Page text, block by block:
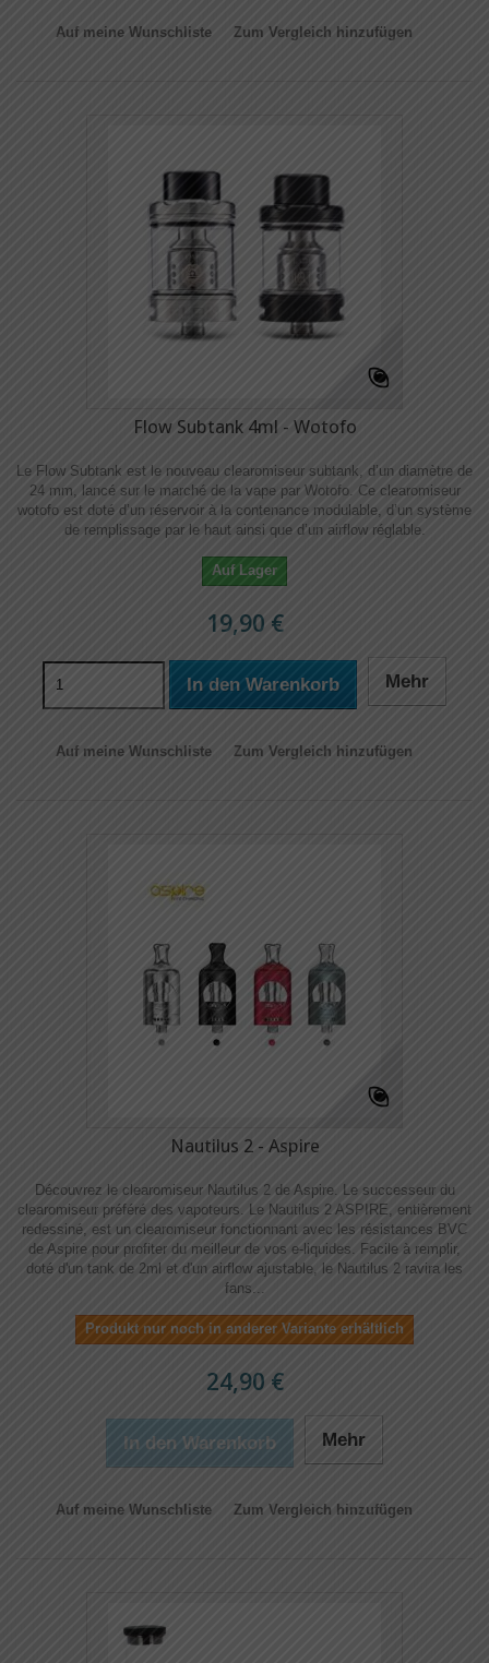
Auf meine Wunschliste Zum Vergleich hinzufügen
Flow Subtank 4ml - Wotofo
Le Flow Subtank est le nouveau clearomiseur subtank, d’un diamètre de
24 mm, lancé sur le marché de la vape par Wotofo. Ce clearomiseur
wotofo est doté d’un réservoir à la contenance modulable, d’un système
de remplissage par le haut ainsi que d’un airflow réglable.
Auf Lager
19,90 €
In den Warenkorb Mehr
Auf meine Wunschliste Zum Vergleich hinzufügen
Nautilus 2 - Aspire
Découvrez le clearomiseur Nautilus 2 de Aspire. Le successeur du
clearomiseur préféré des vapoteurs. Le Nautilus 2 ASPIRE, entièrement
redessiné, est un clearomiseur fonctionnant avec les résistances BVC
de Aspire pour profiter du meilleur de vos e-liquides. Facile à remplir,
doté d'un tank de 2ml et d'un airflow ajustable, le Nautilus 2 ravira les
fans...
Produkt nur noch in anderer Variante erhältlich
24,90 €
In den Warenkorb Mehr
Auf meine Wunschliste Zum Vergleich hinzufügen